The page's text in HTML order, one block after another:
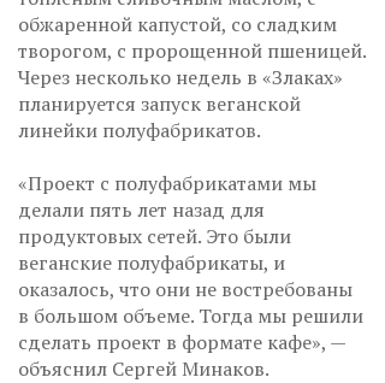
обжаренной капустой, со сладким
творогом, с пророщенной пшеницей.
Через несколько недель в «Злаках»
планируется запуск веганской
линейки полуфабрикатов.
«Проект с полуфабрикатами мы
делали пять лет назад для
продуктовых сетей. Это были
веганские полуфабрикаты, и
оказалось, что они не востребованы
в большом объеме. Тогда мы решили
сделать проект в формате кафе», —
объяснил Сергей Минаков.